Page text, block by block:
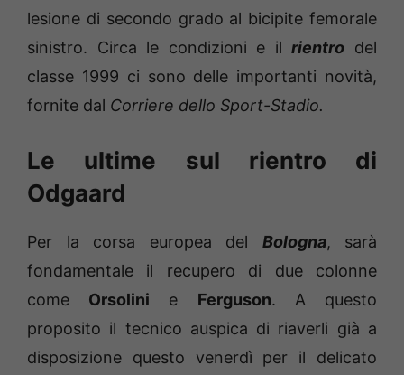
lesione di secondo grado al bicipite femorale
sinistro. Circa le condizioni e ilrientro del
classe 1999 ci sono delle importanti novità,
fornite dal Corriere dello Sport-Stadio.
Le ultime sul rientro di
Odgaard
Per la corsa europea del Bologna, sarà
fondamentale il recupero di due colonne
come Orsolini e Ferguson. A questo
proposito il tecnico auspica di riaverli già a
disposizione questo venerdì per il delicato